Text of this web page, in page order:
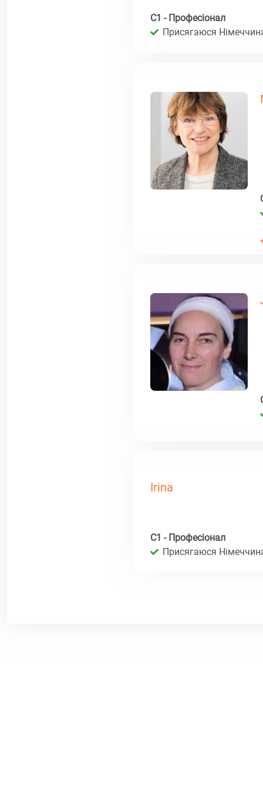
C1 - Професіонал
Присягаюся
Irina
C1 - Професіонал
Присягаюся